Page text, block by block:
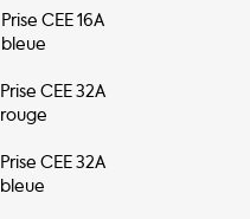
Prise CEE 16A
bleue
Prise CEE 32A
rouge
Prise CEE 32A
bleue